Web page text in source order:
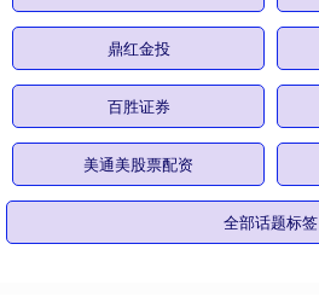
鼎红金投
百胜证券
美通美股票配资
全部话题标签